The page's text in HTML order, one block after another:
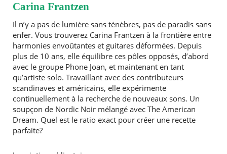
Carina Frantzen
Il n’y a pas de lumière sans ténèbres, pas de paradis sans
enfer. Vous trouverez Carina Frantzen à la frontière entre
harmonies envoûtantes et guitares déformées. Depuis
plus de 10 ans, elle équilibre ces pôles opposés, d’abord
avec le groupe Phone Joan, et maintenant en tant
qu’artiste solo. Travaillant avec des contributeurs
scandinaves et américains, elle expérimente
continuellement à la recherche de nouveaux sons. Un
soupçon de Nordic Noir mélangé avec The American
Dream. Quel est le ratio exact pour créer une recette
parfaite?